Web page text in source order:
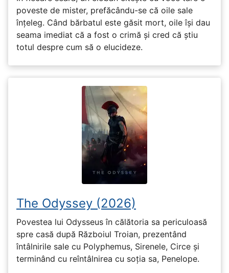
poveste de mister, prefăcându-se că oile sale
înțeleg. Când bărbatul este găsit mort, oile își dau
seama imediat că a fost o crimă și cred că știu
totul despre cum să o elucideze.
The Odyssey (2026)
Povestea lui Odysseus în călătoria sa periculoasă
spre casă după Războiul Troian, prezentând
întâlnirile sale cu Polyphemus, Sirenele, Circe și
terminând cu reîntâlnirea cu soția sa, Penelope.